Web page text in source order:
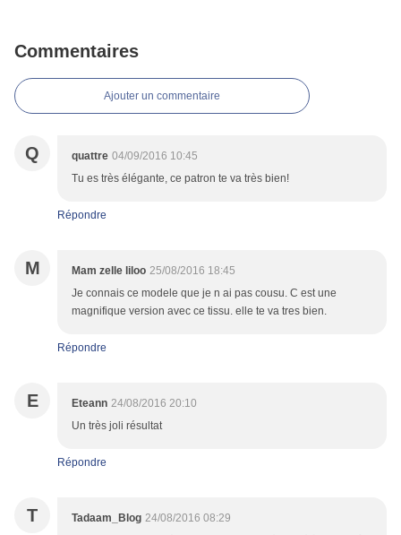
Commentaires
Ajouter un commentaire
Q quattre 04/09/2016 10:45
Tu es très élégante, ce patron te va très bien!
Répondre
M Mam zelle liloo 25/08/2016 18:45
Je connais ce modele que je n ai pas cousu. C est une
magnifique version avec ce tissu. elle te va tres bien.
Répondre
E Eteann 24/08/2016 20:10
Un très joli résultat
Répondre
T Tadaam_Blog 24/08/2016 08:29